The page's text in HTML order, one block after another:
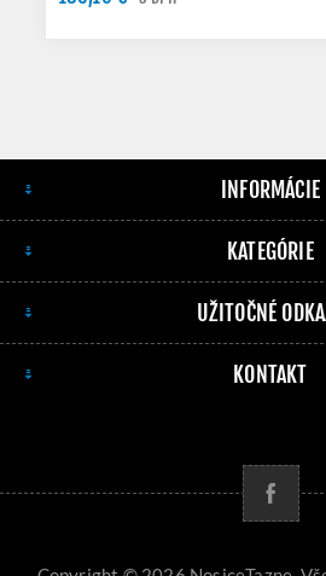
INFORMÁCIE
KATEGÓRIE
UŽITOČNÉ
KONTAKT